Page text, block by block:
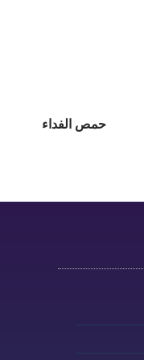
حمص الفداء